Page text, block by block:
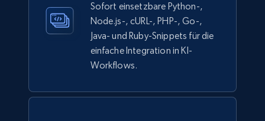
Walmart sellers info
Seller id, URL, Catalog seller id, Seller name, Seller
about us, and more.
Sofort einsetzbare Python-,
Node.js-, cURL-, PHP-, Go-,
Java- und Ruby-Snippets für die
einfache Integration in KI-
Workflows.